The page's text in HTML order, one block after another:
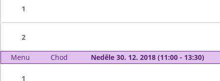
1
2
Menu Chod Neděle 30. 12. 2018 (11:00 - 13:30)
1